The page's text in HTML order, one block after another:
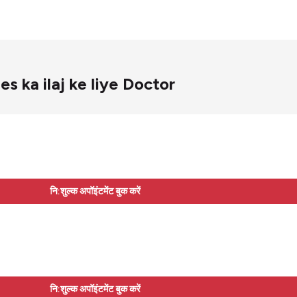
ka ilaj ke liye Doctor
नि:शुल्क अपॉइंटमेंट बुक करें
नि:शुल्क अपॉइंटमेंट बुक करें